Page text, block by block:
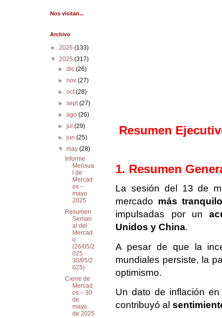
Resumen
1. Resumen
La sesión del 13 de
mercado más tranquilo
impulsadas por un
Unidos y China.
A pesar de que la
mundiales persiste, la
optimismo.
Un dato de inflación
contribuyó al
Nos visitan...
Archivo
►2026(133)
▼2025(317)
► dic (26)
► nov (27)
► oct(28)
► sept(27)
► ago (26)
► jul (29)
► jun (25)
▼ may (28)
Informe
Mensua
l de
Mercad
os –
mayo
2025
Resumen
Seman
al del
Mercad
o
(26/05/2
025 -
30/05/2
025)
Cierre de
Mercad
os – 30
de
mayo
de 2025